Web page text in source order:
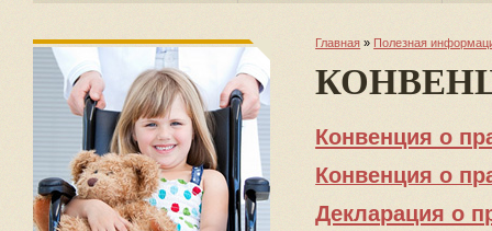
Главная » Полезная
Конвенция о
Конвенция о
Декларация о